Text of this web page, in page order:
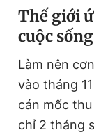
Thông tin
Thế giới
cuộc
Làm nên
vào tháng
cán mốc
chỉ 2 tháng